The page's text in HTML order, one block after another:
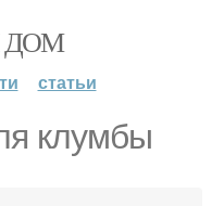
статьи
клумбы